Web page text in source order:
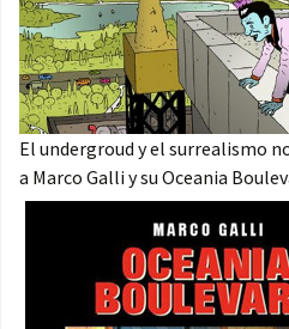
El undergroud y el surrealismo
a Marco Galli y su Oceania